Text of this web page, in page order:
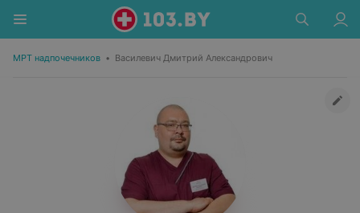
МРТ надпочечников • Василевич Дмитрий Александрович